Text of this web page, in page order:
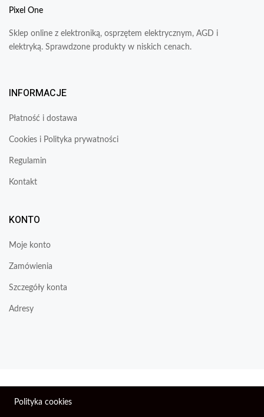
Pixel One
Sklep online z elektroniką, osprzętem elektrycznym, AGD i
elektryką. Sprawdzone produkty w niskich cenach.
INFORMACJE
Płatność i dostawa
Cookies i Polityka prywatności
Regulamin
Kontakt
KONTO
Moje konto
Zamówienia
Szczegóły konta
Adresy
Wszelkie prawa zastrzeżone © 2026 | Firma Elektroniczna
Polityka cookies